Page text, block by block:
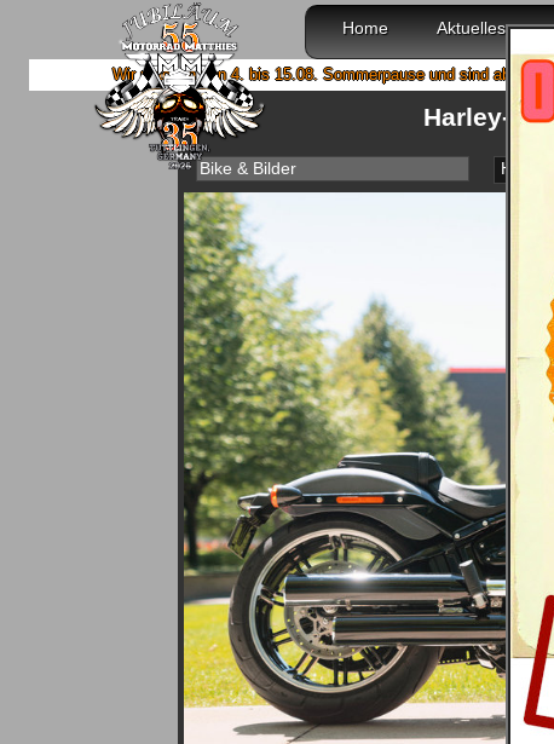
Home Aktuelles
Wir machen von 4. bis 15.08. Sommerpause und sind ab 18.08. wieder mit
Harley-
Bike & Bilder